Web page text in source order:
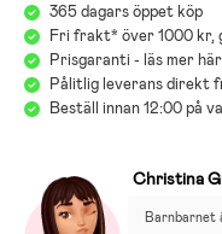
365 dagars öppet köp
Fri frakt* över 1000 kr,
Prisgaranti - läs mer
Pålitlig leverans direkt
Beställ innan 12:00 på
Christina G
Barnbarnet